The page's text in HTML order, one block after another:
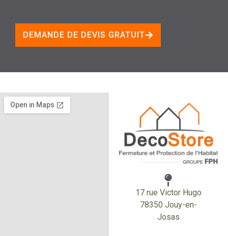
DEMANDE DE DEVIS GRATUIT
17 rue Victor Hugo
78350 Jouy-en-
Josas